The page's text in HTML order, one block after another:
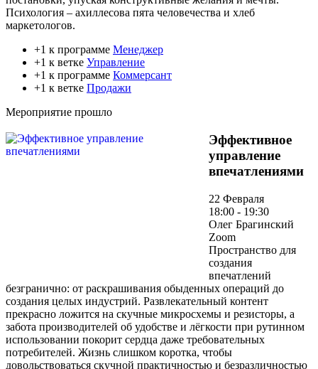
Психология – ахиллесова пята человечества и хлеб
маркетологов.
+1 к программе Менеджер
+1 к ветке Управление
+1 к программе Коммерсант
+1 к ветке Продажи
Мероприятие прошло
Эффективное
управление
впечатлениями
22 Февраля
18:00 - 19:30
Олег Брагинский
Zoom
Пространство для
создания
впечатлений
безгранично: от раскрашивания обыденных операций до
создания целых индустрий. Развлекательный контент
прекрасно ложится на скучные микросхемы и резисторы, а
забота производителей об удобстве и лёгкости при рутинном
использовании покорит сердца даже требовательных
потребителей. Жизнь слишком коротка, чтобы
довольствоваться скучной практичностью и безразличностью